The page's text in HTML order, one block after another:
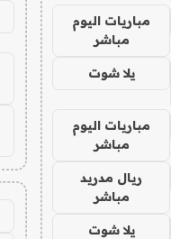
مباريات اليوم
مباشر
يلا شوت
مباريات اليوم
مباشر
ريال مدريد
مباشر
يلا شوت